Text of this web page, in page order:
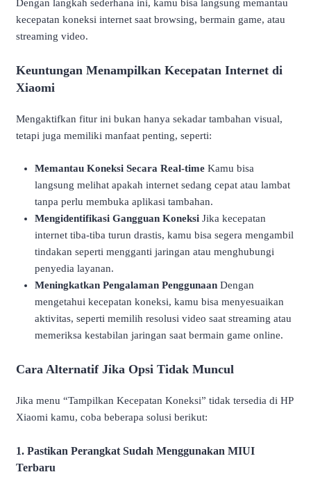
Dengan langkah sederhana ini, kamu bisa langsung memantau
kecepatan koneksi internet saat browsing, bermain game, atau
streaming video.
Keuntungan Menampilkan Kecepatan Internet di
Xiaomi
Mengaktifkan fitur ini bukan hanya sekadar tambahan visual,
tetapi juga memiliki manfaat penting, seperti:
Memantau Koneksi Secara Real-time Kamu bisa
langsung melihat apakah internet sedang cepat atau lambat
tanpa perlu membuka aplikasi tambahan.
Mengidentifikasi Gangguan Koneksi Jika kecepatan
internet tiba-tiba turun drastis, kamu bisa segera mengambil
tindakan seperti mengganti jaringan atau menghubungi
penyedia layanan.
Meningkatkan Pengalaman Penggunaan Dengan
mengetahui kecepatan koneksi, kamu bisa menyesuaikan
aktivitas, seperti memilih resolusi video saat streaming atau
memeriksa kestabilan jaringan saat bermain game online.
Cara Alternatif Jika Opsi Tidak Muncul
Jika menu “Tampilkan Kecepatan Koneksi” tidak tersedia di HP
Xiaomi kamu, coba beberapa solusi berikut:
1. Pastikan Perangkat Sudah Menggunakan MIUI
Terbaru